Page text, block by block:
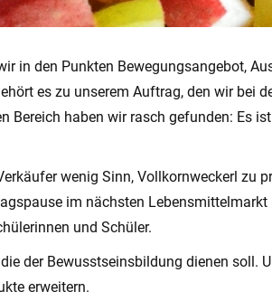
in den Punkten Bewegungsangebot,
es zu unserem Auftrag, den wir bei
Bereich haben wir rasch gefunden: Es
wenig Sinn, Vollkornweckerl zu
im nächsten
und Schüler.
der Bewusstseinsbildung dienen soll.
erweitern.